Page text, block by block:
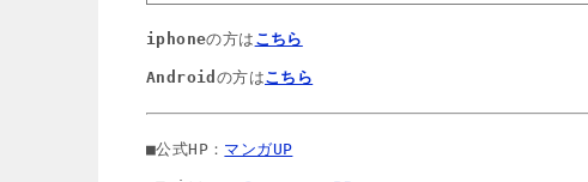
iphoneの方は こちら
Android の方はこちら
■公式HP： マンガUP